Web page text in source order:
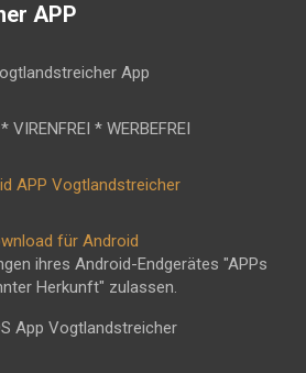
APP
VIRENFREI * WERBEFREI
für Android
ihres Android-Endgerätes "APPs
Herkunft" zulassen.